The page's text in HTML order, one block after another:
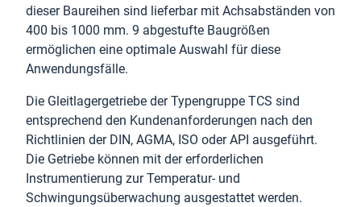
dieser Baureihen sind lieferbar mit Achsabständen von
400 bis 1000 mm. 9 abgestufte Baugrößen
ermöglichen eine optimale Auswahl für diese
Anwendungsfälle.
Die Gleitlagergetriebe der Typengruppe TCS sind
entsprechend den Kundenanforderungen nach den
Richtlinien der DIN, AGMA, ISO oder API ausgeführt.
Die Getriebe können mit der erforderlichen
Instrumentierung zur Temperatur- und
Schwingungsüberwachung ausgestattet werden.